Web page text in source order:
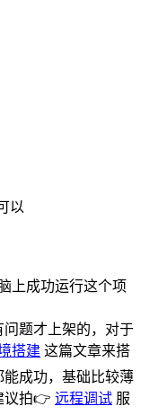
以
上成功运行这个项
题才上架的，对于
搭建 这篇文章来搭
成功，基础比较薄
议拍👉 远程调试 服